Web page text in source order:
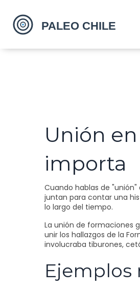
Unión
importa
Cuando hablas de
juntan para contar una
lo largo del tiempo.
La unión de formaciones
unir los hallazgos de la
involucraba tiburones,
Ejemplos